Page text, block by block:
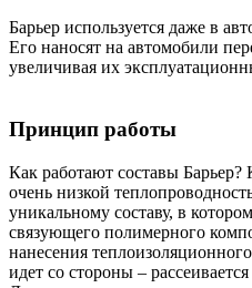
Барьер используется даже в
Его наносят на автомобили
увеличивая их
Принцип работы
Как работают составы
очень низкой
уникальному составу, в
связующего полимерного
нанесения
идет со стороны –